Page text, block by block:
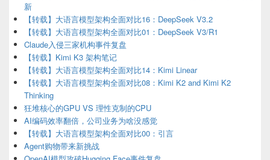
新
【转载】大语言模型架构全面对比16：DeepSeek V3.2
【转载】大语言模型架构全面对比01：DeepSeek V3/R1
Claude入侵三家机构事件复盘
【转载】Kimi K3 架构笔记
【转载】大语言模型架构全面对比14：Kimi Linear
【转载】大语言模型架构全面对比08：Kimi K2 and Kimi K2
Thinking
狂堆核心的GPU VS 理性克制的CPU
AI编码效率翻倍，公司业务为啥没感觉
【转载】大语言模型架构全面对比00：引言
Agent购物带来新挑战